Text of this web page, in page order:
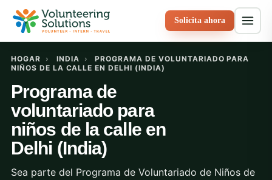
Solicita ahora
HOGAR › INDIA ›
PROGRAMA DE VOLUNTARIADO PARA
NIÑOS DE LA CALLE EN DELHI (INDIA)
Programa de
voluntariado para
niños de la calle en
Delhi (India)
Sea parte del Programa de Voluntariado de Niños de